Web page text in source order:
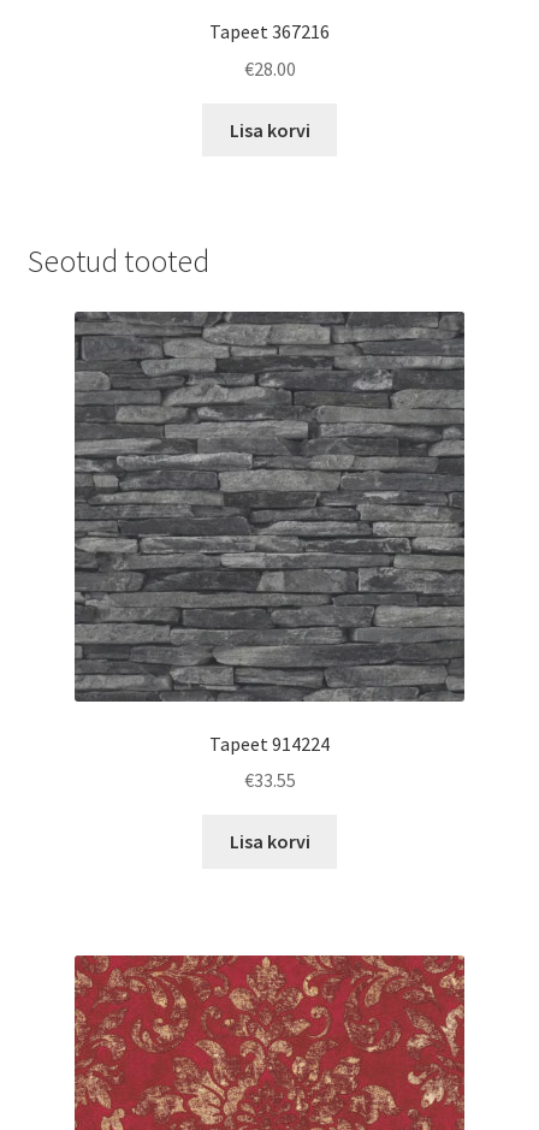
Tapeet 367216
€28.00
Lisa korvi
Seotud tooted
Tapeet 914224
€33.55
Lisa korvi